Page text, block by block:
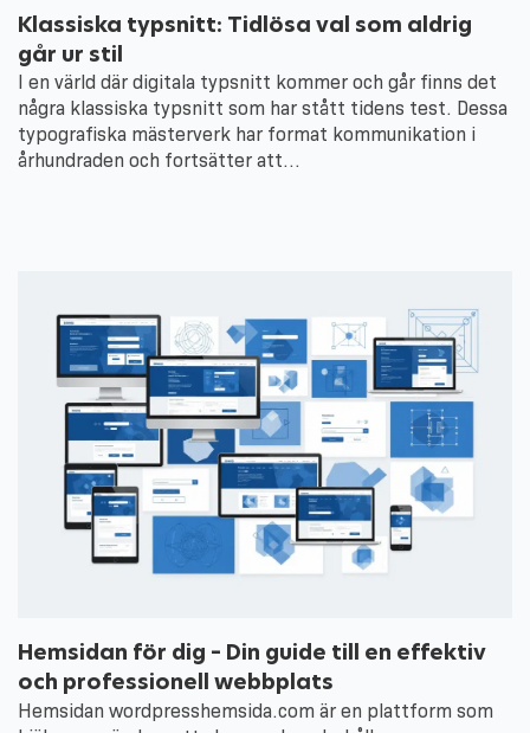
Klassiska typsnitt: Tidlösa val som aldrig
går ur stil
I en värld där digitala typsnitt kommer och går finns det
några klassiska typsnitt som har stått tidens test. Dessa
typografiska mästerverk har format kommunikation i
århundraden och fortsätter att…
Hemsidan för dig – Din guide till en effektiv
och professionell webbplats
Hemsidan wordpresshemsida.com är en plattform som